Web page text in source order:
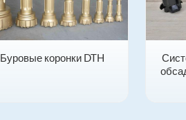
Буровые коронки DTH